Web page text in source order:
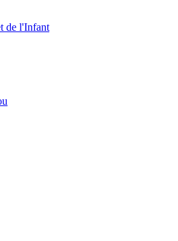
de l'Infant